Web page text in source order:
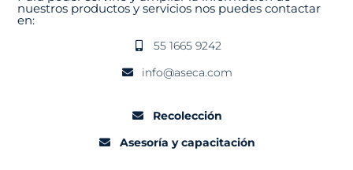
nuestros productos y servicios nos puedes contactar
en:
55 1665 9242
info@aseca.com
Recolección
Asesoría y capacitación